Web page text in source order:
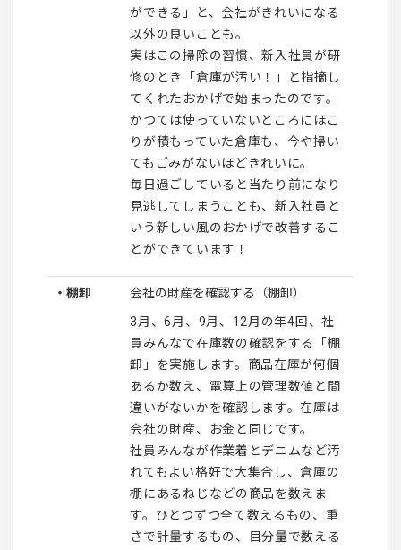
ができる」と、会社がきれいになる
以外の良いことも。
実はこの掃除の習慣、新入社員が研
修のとき「倉庫が汚い！」と指摘し
てくれたおかげで始まったのです。
かつては使っていないところにほこ
りが積もっていた倉庫も、今や掃い
てもごみがないほどきれいに。
毎日過ごしていると当たり前になり
見逃してしまうことも、新入社員と
いう新しい風のおかげで改善するこ
とができています！
・棚卸
会社の財産を確認する（棚卸）
3月、6月、9月、12月の年4回、社
員みんなで在庫数の確認をする「棚
卸」を実施します。商品在庫が何個
あるか数え、電算上の管理数値と間
違いがないかを確認します。在庫は
会社の財産、お金と同じです。
社員みんなが作業着とデニムなど汚
れてもよい格好で大集合し、倉庫の
棚にあるねじなどの商品を数えま
す。ひとつずつ全て数えるもの、重
さで計量するもの、目分量で数える